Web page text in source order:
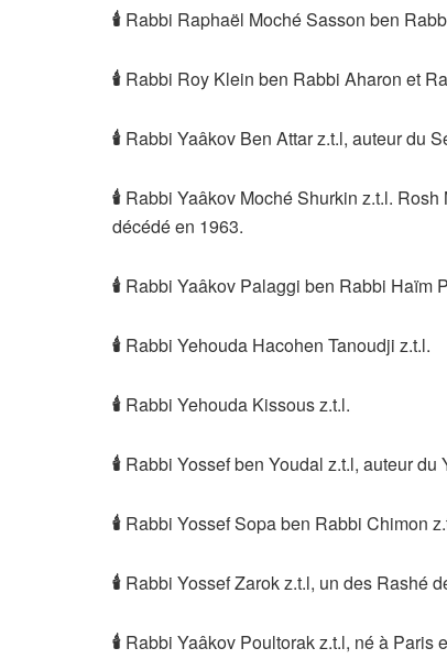
🕯 Rabbi Raphaël Moché Sasson ben
🕯 Rabbi Roy Klein ben Rabbi Aharon et
🕯 Rabbi Yaâkov Ben Attar z.t.l, auteur du
🕯 Rabbi Yaâkov Moché Shurkin z.t.l.
décédé en 1963.
🕯 Rabbi Yaâkov Palaggi ben Rabbi Haïm
🕯 Rabbi Yehouda Hacohen Tanoudji z.t.l.
🕯 Rabbi Yehouda Kissous z.t.l.
🕯 Rabbi Yossef ben Youdal z.t.l, auteur
🕯 Rabbi Yossef Sopa ben Rabbi Chimon
🕯 Rabbi Yossef Zarok z.t.l, un des Rashé
🕯 Rabbi Yaâkov Poultorak z.t.l, né à Paris